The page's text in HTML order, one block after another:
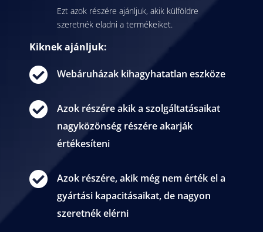
Ezt azok részére ajánljuk, akik külföldre
szeretnék eladni a termékeiket.
Kiknek ajánljuk:
 Webáruházak kihagyhatatlan eszköze

Azok részére akik a szolgáltatásaikat
nagyközönség részére akarják
értékesíteni

Azok részére, akik még nem érték el a
gyártási kapacitásaikat, de nagyon
szeretnék elérni